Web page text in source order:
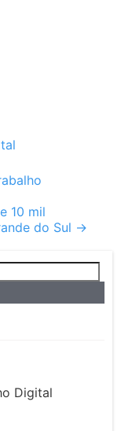
10 mil
do Sul →
Digital